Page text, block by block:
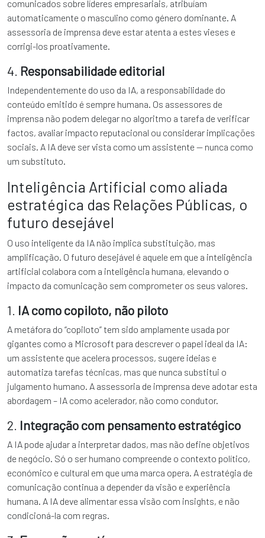
comunicados sobre líderes empresariais, atribuíam
automaticamente o masculino como género dominante. A
assessoria de imprensa deve estar atenta a estes vieses e
corrigi-los proativamente.
4. Responsabilidade editorial
Independentemente do uso da IA, a responsabilidade do
conteúdo emitido é sempre humana. Os assessores de
imprensa não podem delegar no algoritmo a tarefa de verificar
factos, avaliar impacto reputacional ou considerar implicações
sociais. A IA deve ser vista como um assistente — nunca como
um substituto.
Inteligência Artificial como aliada
estratégica das Relações Públicas, o
futuro desejável
O uso inteligente da IA não implica substituição, mas
amplificação. O futuro desejável é aquele em que a inteligência
artificial colabora com a inteligência humana, elevando o
impacto da comunicação sem comprometer os seus valores.
1. IA como copiloto, não piloto
A metáfora do “copiloto” tem sido amplamente usada por
gigantes como a Microsoft para descrever o papel ideal da IA:
um assistente que acelera processos, sugere ideias e
automatiza tarefas técnicas, mas que nunca substitui o
julgamento humano. A assessoria de imprensa deve adotar esta
abordagem – IA como acelerador, não como condutor.
2. Integração com pensamento estratégico
A IA pode ajudar a interpretar dados, mas não define objetivos
de negócio. Só o ser humano compreende o contexto político,
económico e cultural em que uma marca opera. A estratégia de
comunicação continua a depender da visão e experiência
humana. A IA deve alimentar essa visão com insights, e não
condicioná-la com regras.